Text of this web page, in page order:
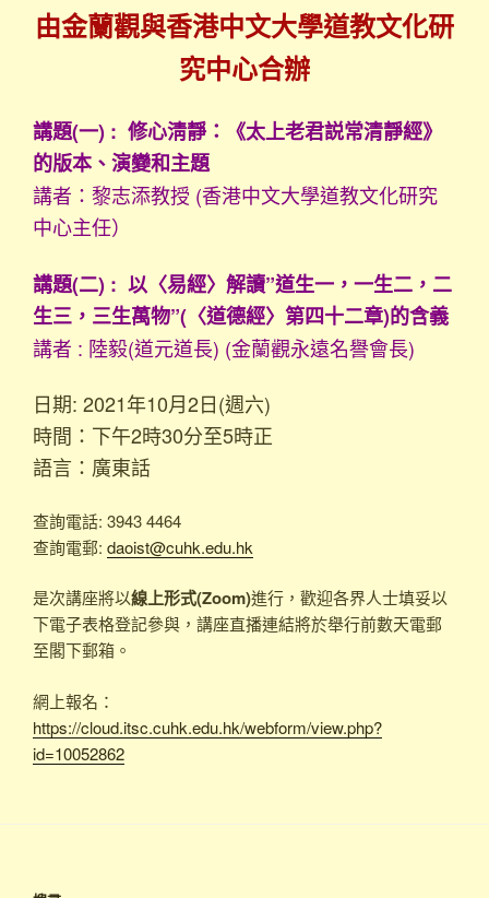
由金蘭觀與香港中文大學道教文化研
究中心合辦
講題(一) : 修心淸靜：《太上老君説常清靜經》
的版本、演變和主題
講者： 黎志添教授 (香港中文大學道教文化研究
中心主任）
講題(二) : 以〈易經〉解讀”道生一，一生二，二
生三，三生萬物”(〈道德經〉第四十二章)的含義
講者 : 陸毅(道元道長) (金蘭觀永遠名譽會長)
日期: 2021年10月2日(週六)
時間：下午2時30分至5時正
語言：廣東話
查詢電話: 3943 4464
查詢電郵: daoist@cuhk.edu.hk
是次講座將以線上形式(Zoom)進行，歡迎各界人士填妥以
下電子表格登記參與，講座直播連結將於舉行前數天電郵
至閣下郵箱。
網上報名：
https://cloud.itsc.cuhk.edu.hk/webform/view.php?
id=10052862